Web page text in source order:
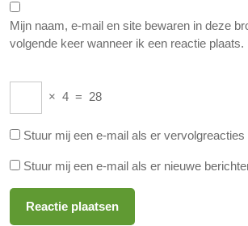
Mijn naam, e-mail en site bewaren in deze
volgende keer wanneer ik een reactie plaats.
× 4 = 28
Stuur mij een e-mail als er vervolgreacties
Stuur mij een e-mail als er nieuwe